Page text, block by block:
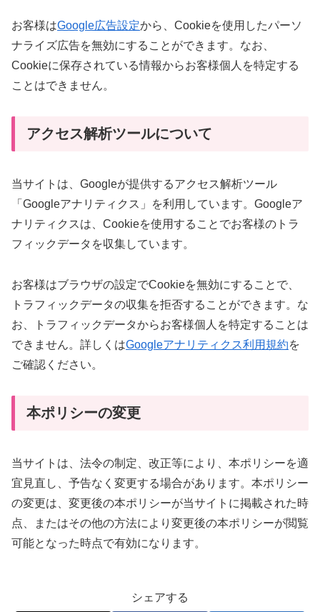
お客様はGoogle広告設定から、Cookieを使用したパーソ
ナライズ広告を無効にすることができます。なお、
Cookieに保存されている情報からお客様個人を特定する
ことはできません。
アクセス解析ツールについて
当サイトは、Googleが提供するアクセス解析ツール
「Googleアナリティクス」を利用しています。Googleア
ナリティクスは、Cookieを使用することでお客様のトラ
フィックデータを収集しています。
お客様はブラウザの設定でCookieを無効にすることで、
トラフィックデータの収集を拒否することができます。な
お、トラフィックデータからお客様個人を特定することは
できません。詳しくはGoogleアナリティクス利用規約を
ご確認ください。
本ポリシーの変更
当サイトは、法令の制定、改正等により、本ポリシーを適
宜見直し、予告なく変更する場合があります。本ポリシー
の変更は、変更後の本ポリシーが当サイトに掲載された時
点、またはその他の方法により変更後の本ポリシーが閲覧
可能となった時点で有効になります。
シェアする